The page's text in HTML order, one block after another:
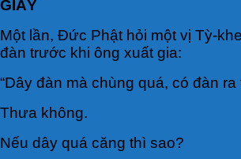
GIÂY
Một lần, Đức Phật hỏi một vị Tỳ-
đàn trước khi ông xuất gia:
“Dây đàn mà chùng quá, có đàn
Thưa không.
Nếu dây quá căng thì sao?